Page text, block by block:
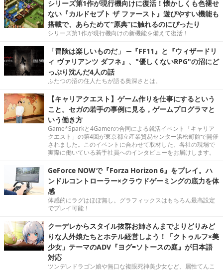
シリーズ第1作が現行機向けに復活！懐かしくも色褪せ
ない『カルドセプト ザ ファースト』遊びやすい機能も
搭載で、あらためて“原典”に触れるのにぴったり
シリーズ第1作が現行機向けの新機能を備えて復活！
「冒険は楽しいものだ」 ─『FF11』と『ウィザードリ
ィ ヴァリアンツ ダフネ』、"優しくないRPG"の沼にど
っぷり沈んだ4人の話
ふたつの沼の住人たちが語る奥深さとは。
【キャリアクエスト】ゲーム作りを仕事にするという
こと。セガの若手の事例に見る，ゲームプログラマと
いう働き方
Game*Sparkと4Gamerの合同による就活イベント「キャリア
クエスト」の第4回が東京都立産業貿易センター浜松町館で開催
されました。このイベントに合わせて取材した、各社の現場で
実際に働いている若手社員へのインタビューをお届けします。
GeForce NOWで『Forza Horizon 6』をプレイ。ハ
ンドルコントローラー×クラウドゲーミングの底力を体
感
体感的にラグはほぼ無し。グラフィックスはもちろん最高設定
でプレイ可能！
クーデレからスタイル抜群お姉さんまでよりどりみど
りな人外娘たちとホテル経営しよう！「クトゥルフ×美
少女」テーマのADV『ヨグ=ソトースの庭』が日本語
対応
ツンデレドラゴン娘や無口な複眼死神美少女など、属性てんこ